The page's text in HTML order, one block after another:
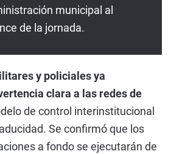
municipal al
de la jornada.
y policiales ya
clara a las redes de
de control interinstitucional
Se confirmó que los
a fondo se ejecutarán de